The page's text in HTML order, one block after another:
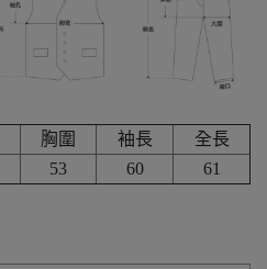
胸圍 袖長
全長
53 60 61